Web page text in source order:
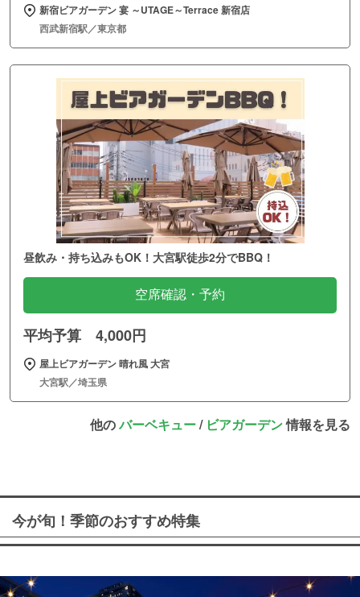
新宿ビアガーデン 宴 ～UTAGE～Terrace 新宿店
西武新宿駅／東京都
昼飲み・持ち込みもOK！大宮駅徒歩2分でBBQ！
空席確認・予約
平均予算 4,000円
屋上ビアガーデン 晴れ風 大宮
大宮駅／埼玉県
他のバーベキュー/ ビアガーデン情報を見る
今が旬！季節のおすすめ特集